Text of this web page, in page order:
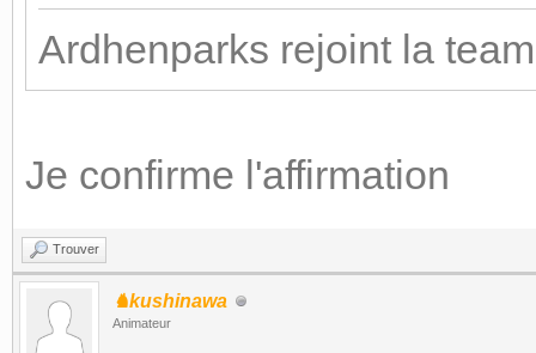
Ardhenparks rejoint la
Je confirme l'affirmation
Trouver
♞kushinawa
Animateur